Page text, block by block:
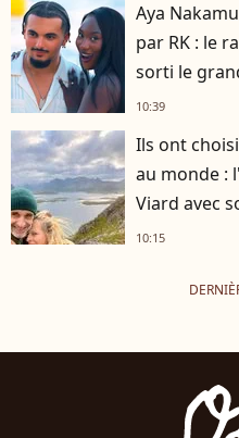
Aya
par RK : le
sorti le
10:39
Ils ont
au monde :
Viard avec
10:15